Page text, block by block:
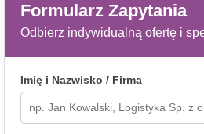
CBH
3300
Formularz Zapytania
Odbierz indywidualną ofertę i
Imię i Nazwisko / Firma